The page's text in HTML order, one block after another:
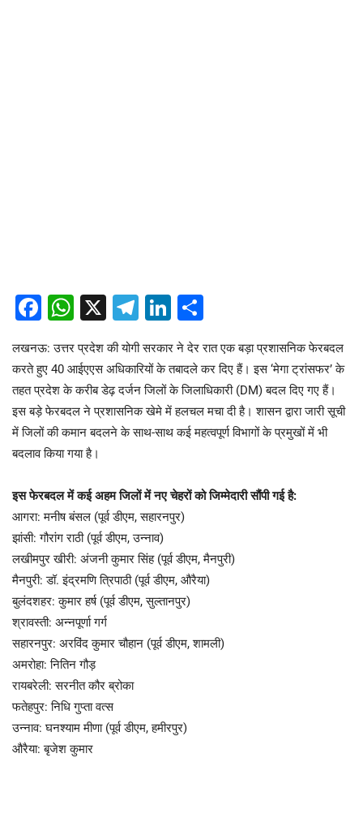
Facebook
WhatsApp
X Telegram
LinkedIn
​लखनऊ: उत्तर प्रदेश की योगी सरकार ने देर रात एक बड़ा प्रशासनिक फेरबदल
करते हुए 40 आईएएस अधिकारियों के तबादले कर दिए हैं। इस ‘मेगा ट्रांसफर’ के
तहत प्रदेश के करीब डेढ़ दर्जन जिलों के जिलाधिकारी (DM) बदल दिए गए हैं।
इस बड़े फेरबदल ने प्रशासनिक खेमे में हलचल मचा दी है। शासन द्वारा जारी सूची
में जिलों की कमान बदलने के साथ-साथ कई महत्वपूर्ण विभागों के प्रमुखों में भी
बदलाव किया गया है।
​इस फेरबदल में कई अहम जिलों में नए चेहरों को जिम्मेदारी सौंपी गई है:
​आगरा: मनीष बंसल (पूर्व डीएम, सहारनपुर)
​झांसी: गौरांग राठी (पूर्व डीएम, उन्नाव)
​लखीमपुर खीरी: अंजनी कुमार सिंह (पूर्व डीएम, मैनपुरी)
​मैनपुरी: डॉ. इंद्रमणि त्रिपाठी (पूर्व डीएम, औरैया)
​बुलंदशहर: कुमार हर्ष (पूर्व डीएम, सुल्तानपुर)
​श्रावस्ती: अन्नपूर्णा गर्ग
​सहारनपुर: अरविंद कुमार चौहान (पूर्व डीएम, शामली)
​अमरोहा: नितिन गौड़
​रायबरेली: सरनीत कौर ब्रोका
​फतेहपुर: निधि गुप्ता वत्स
​उन्नाव: घनश्याम मीणा (पूर्व डीएम, हमीरपुर)
​औरैया: बृजेश कुमार